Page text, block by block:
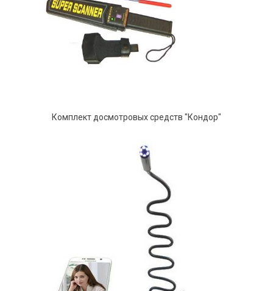
Комплект досмотровых средств "Кондор"